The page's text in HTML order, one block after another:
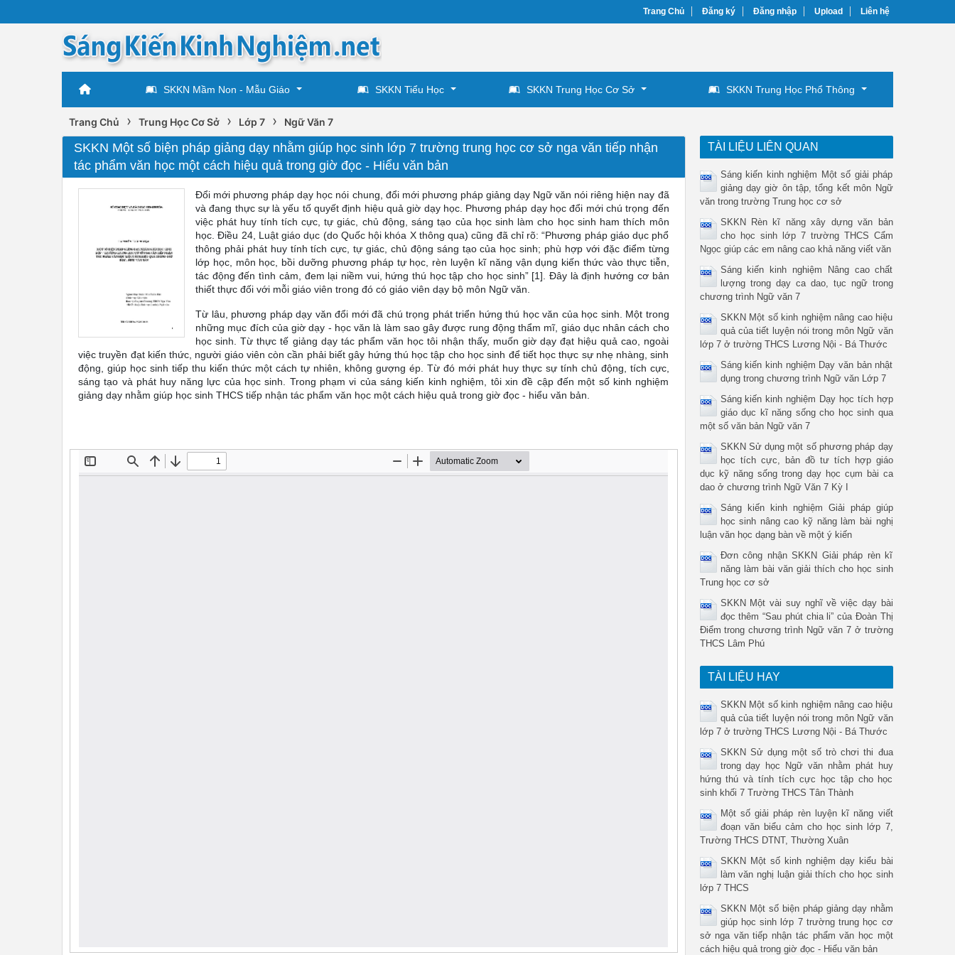
Trang Chủ Đăng ký Đăng nhập Upload Liên hệ
SKKN Mầm Non - Mẫu Giáo SKKN Tiểu Học SKKN Trung Học Cơ Sở SKKN Trung Học Phổ Thông
Trang Chủ › Trung Học Cơ Sở › Lớp 7 › Ngữ Văn 7
SKKN Một số biện pháp giảng dạy nhằm giúp học sinh lớp 7 trường trung học cơ sở nga văn tiếp nhận
tác phẩm văn học một cách hiệu quả trong giờ đọc - Hiểu văn bản
Đổi mới phương pháp dạy học nói chung, đổi mới phương pháp giảng dạy Ngữ văn nói riêng hiện nay đã
và đang thực sự là yếu tố quyết định hiệu quả giờ dạy học. Phương pháp dạy học đổi mới chú trọng đến
việc phát huy tính tích cực, tự giác, chủ động, sáng tạo của học sinh làm cho học sinh ham thích môn
học. Điều 24, Luật giáo dục (do Quốc hội khóa X thông qua) cũng đã chỉ rõ: “Phương pháp giáo dục phổ
thông phải phát huy tính tích cực, tự giác, chủ động sáng tạo của học sinh; phù hợp với đặc điểm từng
lớp học, môn học, bồi dưỡng phương pháp tự học, rèn luyện kĩ năng vận dụng kiến thức vào thực tiễn,
tác động đến tình cảm, đem lại niềm vui, hứng thú học tập cho học sinh” [1]. Đây là định hướng cơ bản
thiết thực đối với mỗi giáo viên trong đó có giáo viên dạy bộ môn Ngữ văn.
Từ lâu, phương pháp dạy văn đổi mới đã chú trọng phát triển hứng thú học văn của học sinh. Một trong
những mục đích của giờ dạy - học văn là làm sao gây được rung động thẩm mĩ, giáo dục nhân cách cho
học sinh. Từ thực tế giảng dạy tác phẩm văn học tôi nhận thấy, muốn giờ dạy đạt hiệu quả cao, ngoài
việc truyền đạt kiến thức, người giáo viên còn cần phải biết gây hứng thú học tập cho học sinh để tiết học thực sự nhẹ nhàng, sinh
động, giúp học sinh tiếp thu kiến thức một cách tự nhiên, không gượng ép. Từ đó mới phát huy thực sự tính chủ động, tích cực,
sáng tạo và phát huy năng lực của học sinh. Trong phạm vi của sáng kiến kinh nghiệm, tôi xin đề cập đến một số kinh nghiệm
giảng dạy nhằm giúp học sinh THCS tiếp nhận tác phẩm văn học một cách hiệu quả trong giờ đọc - hiểu văn bản.
TÀI LIỆU LIÊN QUAN
Sáng kiến kinh nghiệm Một số giải pháp
giảng dạy giờ ôn tập, tổng kết môn Ngữ
văn trong trường Trung học cơ sở
SKKN Rèn kĩ năng xây dựng văn bản
cho học sinh lớp 7 trường THCS Cẩm
Ngọc giúp các em nâng cao khả năng viết văn
Sáng kiến kinh nghiệm Nâng cao chất
lượng trong dạy ca dao, tục ngữ trong
chương trình Ngữ văn 7
SKKN Một số kinh nghiệm nâng cao hiệu
quả của tiết luyện nói trong môn Ngữ văn
lớp 7 ở trường THCS Lương Nội - Bá Thước
Sáng kiến kinh nghiệm Dạy văn bản nhật
dụng trong chương trình Ngữ văn Lớp 7
Sáng kiến kinh nghiệm Dạy học tích hợp
giáo dục kĩ năng sống cho học sinh qua
một số văn bản Ngữ văn 7
SKKN Sử dụng một số phương pháp dạy
học tích cực, bản đồ tư tích hợp giáo
dục kỹ năng sống trong dạy học cụm bài ca
dao ở chương trình Ngữ Văn 7 Kỳ I
Sáng kiến kinh nghiệm Giải pháp giúp
học sinh nâng cao kỹ năng làm bài nghị
luận văn học dạng bàn về một ý kiến
Đơn công nhận SKKN Giải pháp rèn kĩ
năng làm bài văn giải thích cho học sinh
Trung học cơ sở
SKKN Một vài suy nghĩ về việc dạy bài
đọc thêm “Sau phút chia li” của Đoàn Thị
Điểm trong chương trình Ngữ văn 7 ở trường
THCS Lâm Phú
TÀI LIỆU HAY
SKKN Một số kinh nghiệm nâng cao hiệu
quả của tiết luyện nói trong môn Ngữ văn
lớp 7 ở trường THCS Lương Nội - Bá Thước
SKKN Sử dụng một số trò chơi thi đua
trong dạy học Ngữ văn nhằm phát huy
hứng thú và tính tích cực học tập cho học
sinh khối 7 Trường THCS Tân Thành
Một số giải pháp rèn luyện kĩ năng viết
đoạn văn biểu cảm cho học sinh lớp 7,
Trường THCS DTNT, Thường Xuân
SKKN Một số kinh nghiệm dạy kiểu bài
làm văn nghị luận giải thích cho học sinh
lớp 7 THCS
SKKN Một số biện pháp giảng dạy nhằm
giúp học sinh lớp 7 trường trung học cơ
sở nga văn tiếp nhận tác phẩm văn học một
cách hiệu quả trong giờ đọc - Hiểu văn bản